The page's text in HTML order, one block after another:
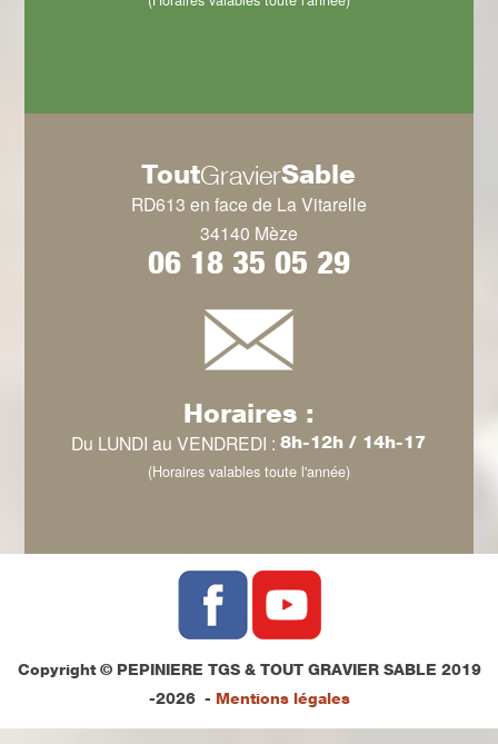
ToutGravierSable
RD613 en face de La Vitarelle
34140 Mèze
06 18 35 05 29
Horaires :
Du LUNDI au VENDREDI :8h-12h / 14h-17
(Horaires valables toute l'année)
Copyright © PEPINIERE TGS & TOUT GRAVIER SABLE 2019
-2026 - Mentions légales